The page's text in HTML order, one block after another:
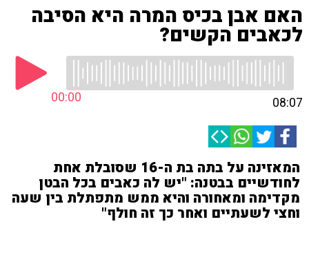
האם אבן בכיס המרה היא הסיבה
לכאבים הקשים?
00:00 08:07
המאזינה על בתה בת ה-16 שסובלת אחת
לחודשיים בבטנה: "יש לה כאבים בכל הבטן
מקדימה ומאחורה והיא ממש מתפתלת בין שעה
וחצי לשעתיים ואחר כך זה חולף"